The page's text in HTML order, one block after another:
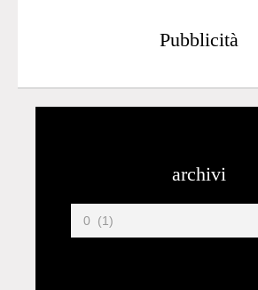
Pubblicità
archivi